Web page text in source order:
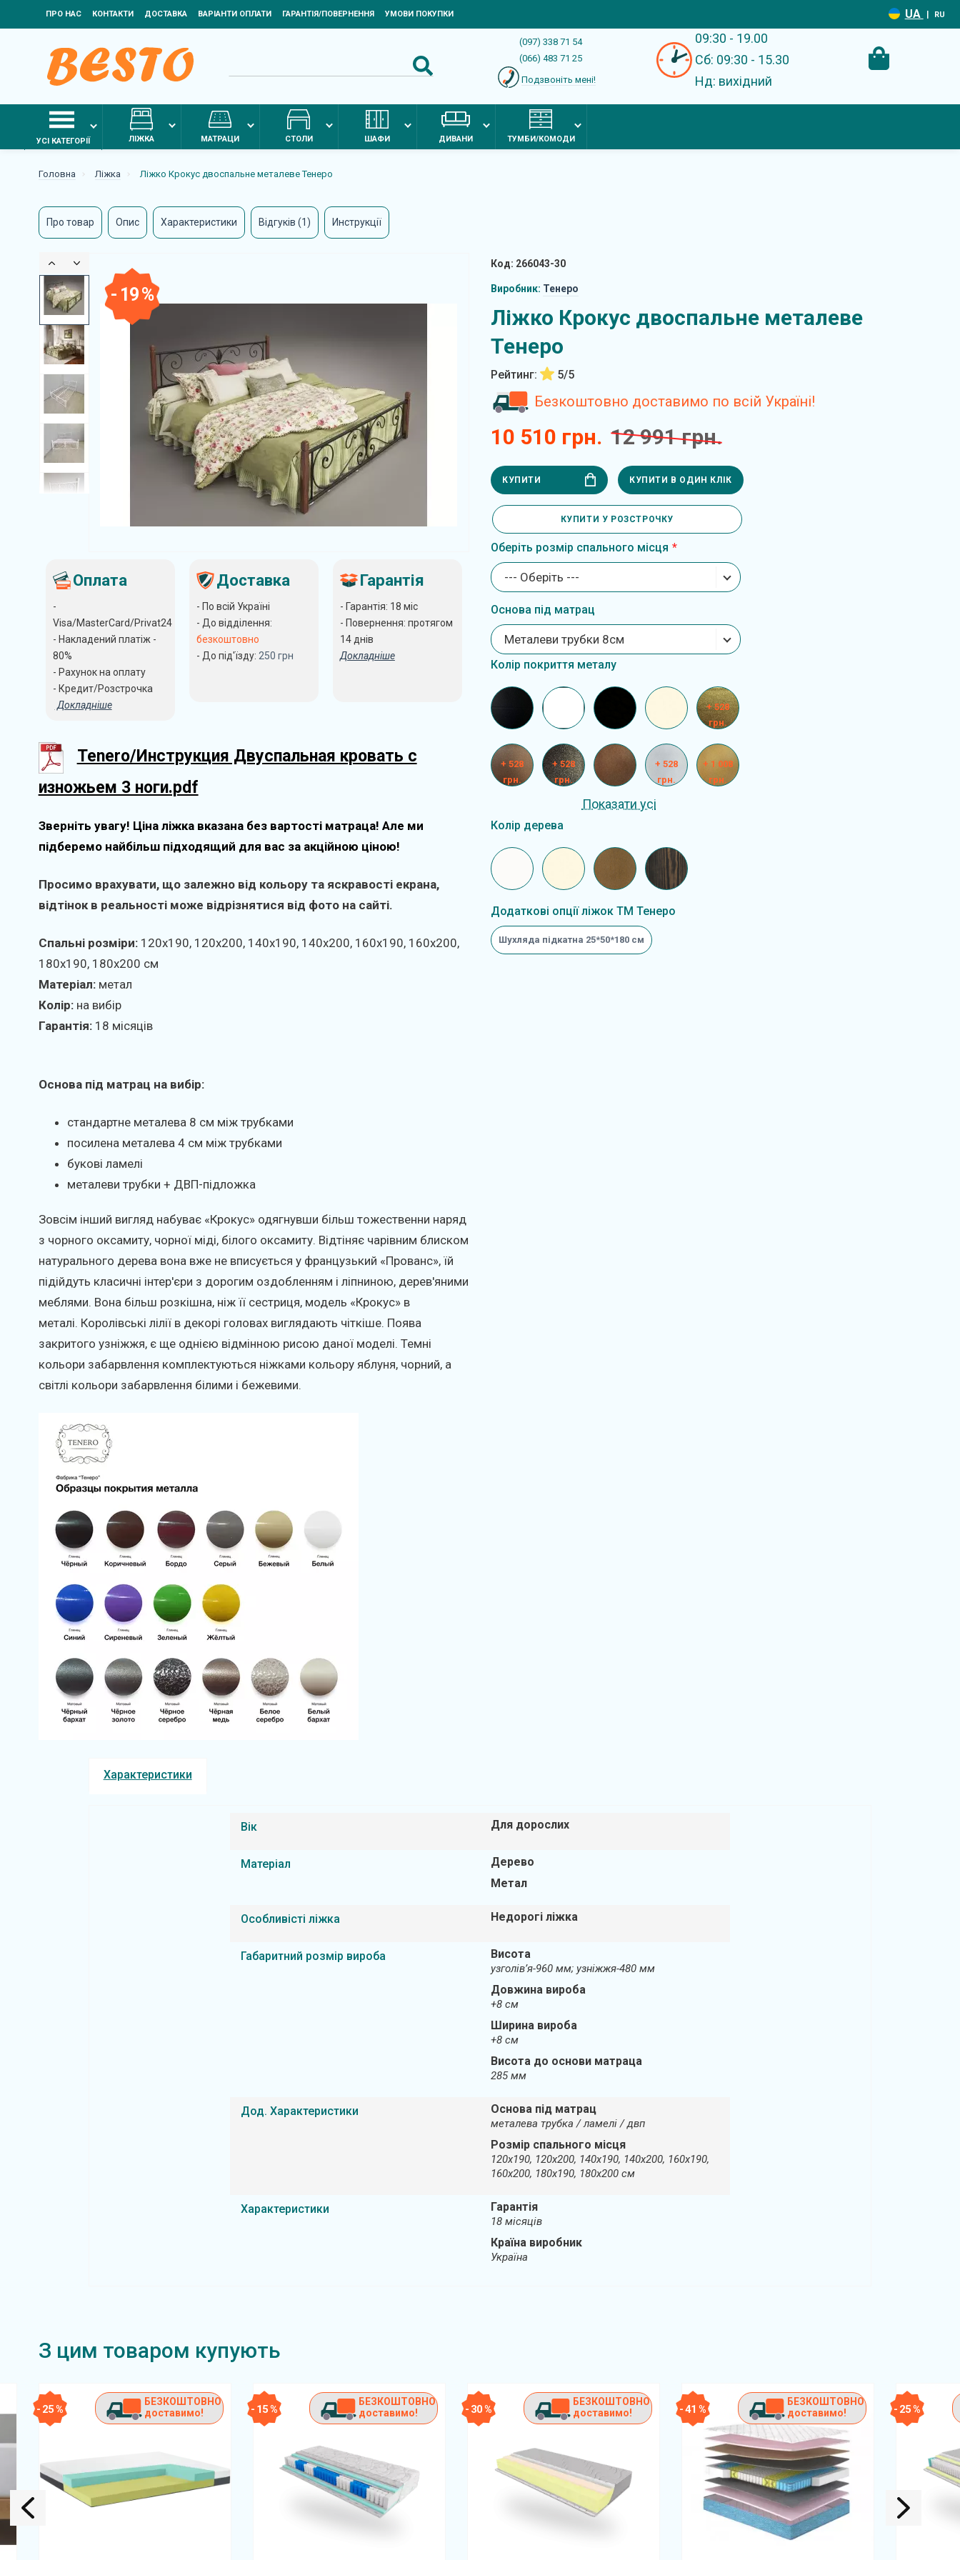
ПРО НАС КОНТАКТИ ДОСТАВКА ВАРІАНТИ ОПЛАТИ ГАРАНТІЯ/ПОВЕРНЕННЯ УМОВИ ПОКУПКИ UA | RU
(097) 338 71 54
(066) 483 71 25
Подзвоніть мені!
09:30 - 19.00
Сб: 09:30 - 15.30
Нд: вихідний
УСІ КАТЕГОРІЇ ЛІЖКА МАТРАЦИ СТОЛИ ШАФИ ДИВАНИ ТУМБИ/КОМОДИ
Головна Ліжка Ліжко Крокус двоспальне металеве Тенеро
Про товар Опис Характеристики Відгуків (1) Инструкції
- 19 %
Оплата
-
Visa/MasterCard/Privat24
- Накладений платіж -
80%
- Рахунок на оплату
- Кредит/Розстрочка
Докладніше
Доставка
- По всій Україні
- До відділення:
безкоштовно
- До під'їзду: 250 грн
Гарантія
- Гарантія: 18 міс
- Повернення: протягом
14 днів
Докладніше
Tenero/Инструкция Двуспальная кровать с
изножьем 3 ноги.pdf
Зверніть увагу! Ціна ліжка вказана без вартості матраца! Але ми
підберемо найбільш підходящий для вас за акційною ціною!
Просимо врахувати, що залежно від кольору та яскравості екрана,
відтінок в реальності може відрізнятися від фото на сайті.
Спальні розміри: 120х190, 120х200, 140х190, 140х200, 160х190, 160х200,
180х190, 180х200 см
Матеріал: метал
Колір: на вибір
Гарантія:18 місяців
Основа під матрац на вибір:
стандартне металева 8 см між трубками
посилена металева 4 см між трубками
букові ламелі
металеви трубки + ДВП-підложка
Зовсім інший вигляд набуває «Крокус» одягнувши більш тожественни наряд
з чорного оксамиту, чорної міді, білого оксамиту. Відтіняє чарівним блиском
натурального дерева вона вже не вписується у французький «Прованс», їй
підійдуть класичні інтер'єри з дорогим оздобленням і ліпниною, дерев'яними
меблями. Вона більш розкішна, ніж її сестриця, модель «Крокус» в
металі. Королівські лілії в декорі головах виглядають чіткіше. Поява
закритого узніжжя, є ще однією відмінною рисою даної моделі. Темні
кольори забарвлення комплектуються ніжками кольору яблуня, чорний, а
світлі кольори забарвлення білими і бежевими.
Код: 266043-30
Виробник: Тенеро
Ліжко Крокус двоспальне металеве
Тенеро
Рейтинг: 5/5
Безкоштовно доставимо по всій Україні!
10 510 грн. 12 991 грн.
КУПИТИ КУПИТИ В ОДИН КЛІК
КУПИТИ У РОЗСТРОЧКУ
Оберіть розмір спального місця
--- Оберіть ---
Основа під матрац
Металеви трубки 8см
Колір покриття металу
+ 528
грн.
+ 528
грн.
+ 528
грн.
+ 528
грн.
+ 1 008
грн.
Показати усі
Колір дерева
Додаткові опції ліжок ТМ Тенеро
Шухляда підкатна 25*50*180 см
Характеристики
Вік Для дорослих
Матеріал
Дерево
Метал
Особливісті ліжка Недорогі ліжка
Габаритний розмір вироба Висота
узголів’я-960 мм; узніжжя-480 мм
Довжина вироба
+8 см
Ширина вироба
+8 см
Висота до основи матраца
285 мм
Дод. Характеристики Основа під матрац
металева трубка / ламелі / двп
Розмір спального місця
120х190, 120х200, 140х190, 140х200, 160х190,
160х200, 180х190, 180х200 см
Характеристики Гарантія
18 місяців
Країна виробник
Україна
З цим товаром купують
- 25 %
БЕЗКОШТОВНО
доставимо!
- 15 %
БЕЗКОШТОВНО
доставимо!
- 30 %
БЕЗКОШТОВНО
доставимо!
- 41 %
БЕЗКОШТОВНО
доставимо!
- 25 %